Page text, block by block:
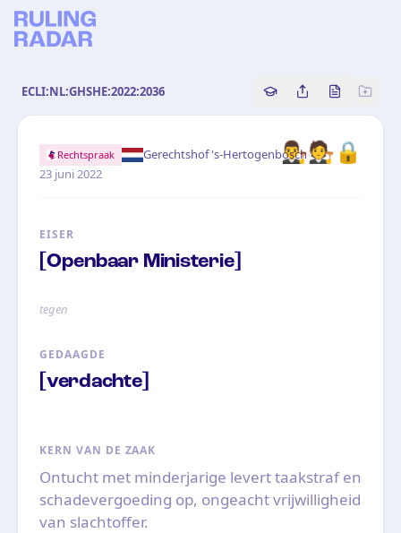
ECLI:NL:GHSHE:2022:2036 Copy source
Share this
Bekijk
👨‍⚖️🧑‍⚖️🔒
Rechtspraak Gerechtshof 's-Hertogenbosch·
23 juni 2022
EISER
[Openbaar Ministerie]
tegen
GEDAAGDE
[verdachte]
KERN VAN DE ZAAK
Ontucht met minderjarige levert taakstraf en
schadevergoeding op, ongeacht vrijwilligheid
van slachtoffer.